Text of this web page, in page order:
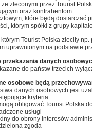
zleconymi przez Tourist
oraz kontrahentom
które będą dostarczać
którym spółki z grupy
Tourist Polska zleciły
uprawnionym na podstawie
przekazania danych
do państw trzecich
osobowe będą
danych osobowych jest
kryteria:
obligować Tourist Polska
usługi
do obrony interesów
zgoda